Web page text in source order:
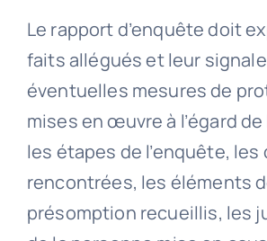
Le rapport d’enquête doit
faits allégués et leur
éventuelles mesures de
mises en œuvre à l’égard
les étapes de l’enquête,
rencontrées, les éléments
présomption recueillis, les